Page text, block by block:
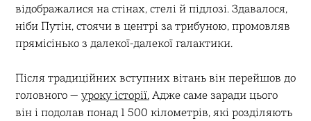
відображалися на стінах, стелі й підлозі. Здавалося,
ніби Путін, стоячи в центрі за трибуною, промовляв
прямісінько з далекої-далекої галактики.
Після традиційних вступних вітань він перейшов до
головного — уроку історії.Адже саме заради цього
він і подолав понад 1 500 кілометрів, які розділяють